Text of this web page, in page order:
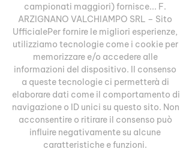
campionati maggiori) fornisce... F.
ARZIGNANO VALCHIAMPO SRL – Sito
UfficialePer fornire le migliori esperienze,
utilizziamo tecnologie come i cookie per
memorizzare e/o accedere alle
informazioni del dispositivo. Il consenso
a queste tecnologie ci permetterà di
elaborare dati come il comportamento di
navigazione o ID unici su questo sito. Non
acconsentire o ritirare il consenso può
influire negativamente su alcune
caratteristiche e funzioni.